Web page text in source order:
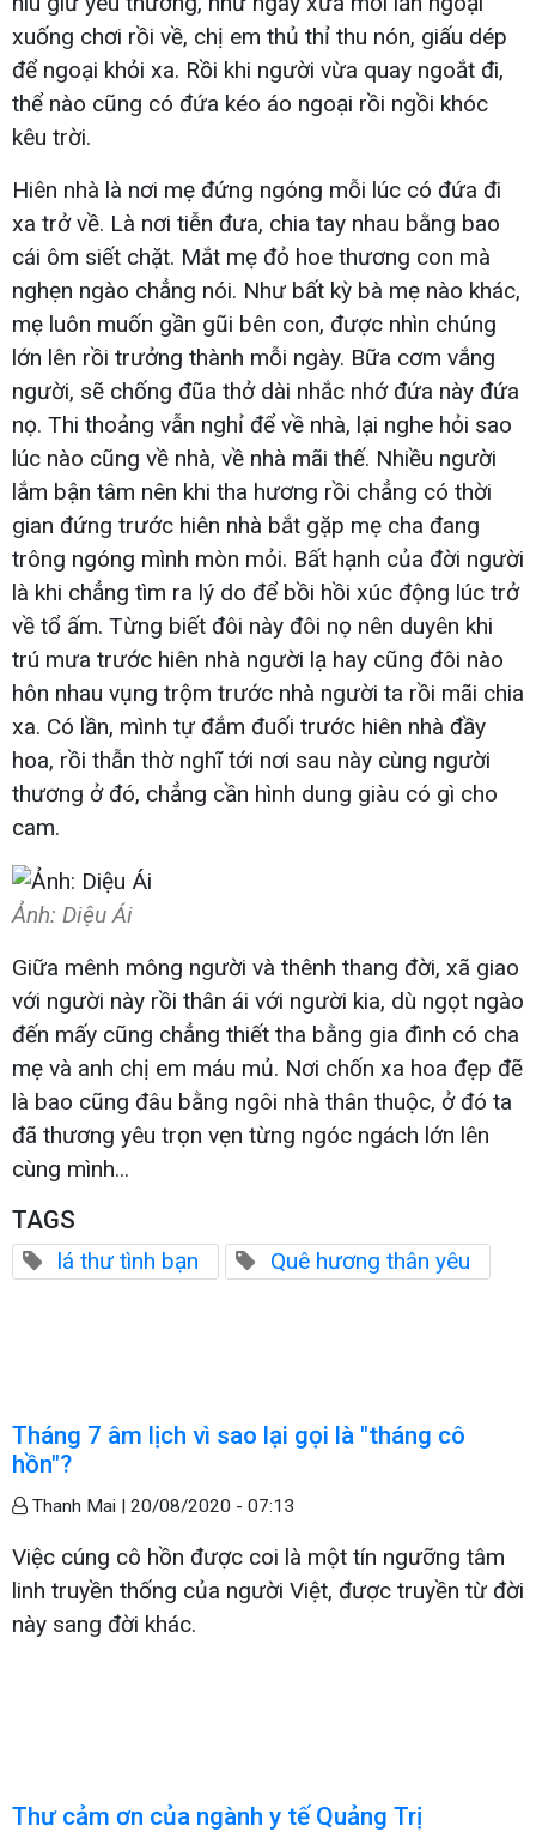
xuống chơi rồi về, chị em thủ thỉ thu nón, giấu dép
để ngoại khỏi xa. Rồi khi người vừa quay ngoắt đi,
thể nào cũng có đứa kéo áo ngoại rồi ngồi khóc
kêu trời.
Hiên nhà là nơi mẹ đứng ngóng mỗi lúc có đứa đi
xa trở về. Là nơi tiễn đưa, chia tay nhau bằng bao
cái ôm siết chặt. Mắt mẹ đỏ hoe thương con mà
nghẹn ngào chẳng nói. Như bất kỳ bà mẹ nào khác,
mẹ luôn muốn gần gũi bên con, được nhìn chúng
lớn lên rồi trưởng thành mỗi ngày. Bữa cơm vắng
người, sẽ chống đũa thở dài nhắc nhớ đứa này đứa
nọ. Thi thoảng vẫn nghỉ để về nhà, lại nghe hỏi sao
lúc nào cũng về nhà, về nhà mãi thế. Nhiều người
lắm bận tâm nên khi tha hương rồi chẳng có thời
gian đứng trước hiên nhà bắt gặp mẹ cha đang
trông ngóng mình mòn mỏi. Bất hạnh của đời người
là khi chẳng tìm ra lý do để bồi hồi xúc động lúc trở
về tổ ấm. Từng biết đôi này đôi nọ nên duyên khi
trú mưa trước hiên nhà người lạ hay cũng đôi nào
hôn nhau vụng trộm trước nhà người ta rồi mãi chia
xa. Có lần, mình tự đắm đuối trước hiên nhà đầy
hoa, rồi thẫn thờ nghĩ tới nơi sau này cùng người
thương ở đó, chẳng cần hình dung giàu có gì cho
cam.
Ảnh: Diệu Ái
Giữa mênh mông người và thênh thang đời, xã giao
với người này rồi thân ái với người kia, dù ngọt ngào
đến mấy cũng chẳng thiết tha bằng gia đình có cha
mẹ và anh chị em máu mủ. Nơi chốn xa hoa đẹp đẽ
là bao cũng đâu bằng ngôi nhà thân thuộc, ở đó ta
đã thương yêu trọn vẹn từng ngóc ngách lớn lên
cùng mình...
TAGS
lá thư tình bạn Quê hương thân yêu
Tháng 7 âm lịch vì sao lại gọi là "tháng cô
hồn"?
Thanh Mai | 20/08/2020 - 07:13
Việc cúng cô hồn được coi là một tín ngưỡng tâm
linh truyền thống của người Việt, được truyền từ đời
này sang đời khác.
Thư cảm ơn của ngành y tế Quảng Trị